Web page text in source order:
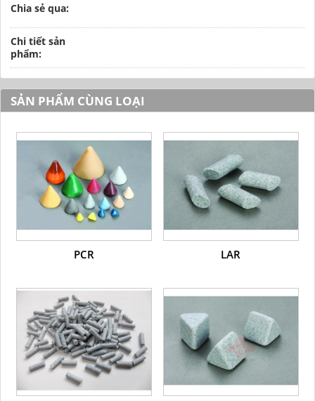
Chia sẻ qua:
Chi tiết sản
phẩm:
SẢN PHẨM CÙNG LOẠI
PCR LAR